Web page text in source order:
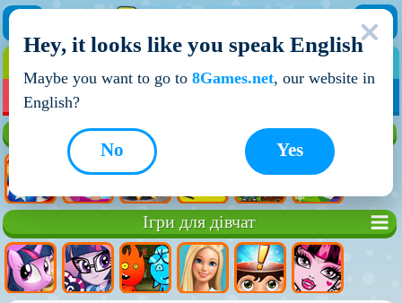
НОВІ ІГРИ
Ігри для дівчат
Hey, it looks like you speak English
Maybe you want to go to 8Games.net, our website in
English?
Yes
No